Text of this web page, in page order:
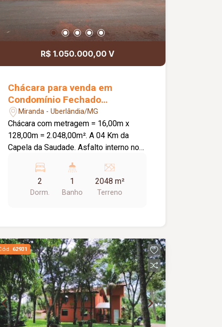
R$ 1.050.000,00 V
Chácara para venda em
Condomínio Fechado
Península De Miranda Em
Uberlândia.
Miranda - Uberlândia/MG
Chácara com metragem = 16,00m x
128,00m = 2.048,00m². A 04 Km da
Capela da Saudade. Asfalto interno no
asfaltado, Terraplanagem, Alambrado,
Portão, Quiosque com 81,00m², Chácara
vai na água.
2
Dorm.
1
Banho
2048 m²
Terreno
62931